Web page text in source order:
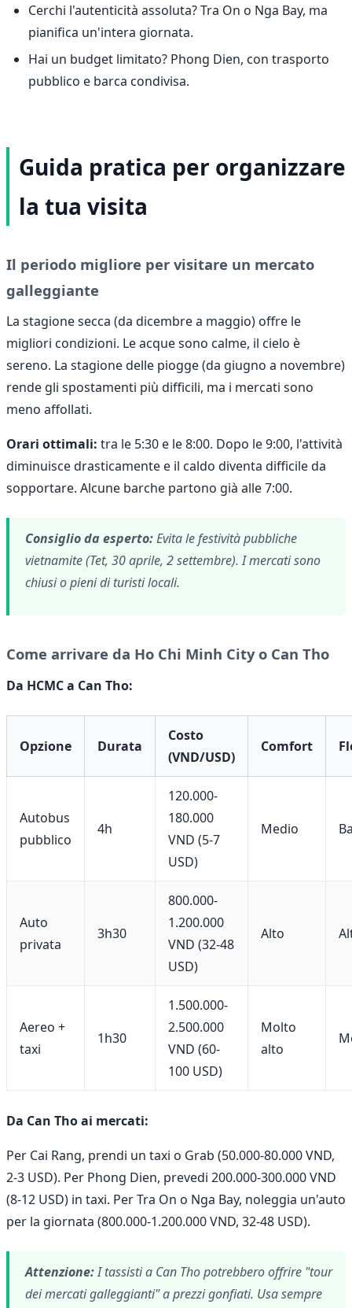
Cerchi l'autenticità assoluta? Tra On o Nga Bay, ma
pianifica un'intera giornata.
Hai un budget limitato? Phong Dien, con trasporto
pubblico e barca condivisa.
Guida pratica per organizzare
la tua visita
Il periodo migliore per visitare un mercato
galleggiante
La stagione secca (da dicembre a maggio) offre le
migliori condizioni. Le acque sono calme, il cielo è
sereno. La stagione delle piogge (da giugno a novembre)
rende gli spostamenti più difficili, ma i mercati sono
meno affollati.
Orari ottimali: tra le 5:30 e le 8:00. Dopo le 9:00, l'attività
diminuisce drasticamente e il caldo diventa difficile da
sopportare. Alcune barche partono già alle 7:00.
Consiglio da esperto:Evita le festività pubbliche
vietnamite (Tet, 30 aprile, 2 settembre). I mercati sono
chiusi o pieni di turisti locali.
Come arrivare da Ho Chi Minh City o Can Tho
Da HCMC a Can Tho:
Opzione Durata
Costo
(VND/USD)
Comfort
Autobus
pubblico
4h
120.000-
180.000
VND (5-7
USD)
Medio
Auto
privata
3h30
800.000-
1.200.000
VND (32-48
USD)
Alto
Aereo +
taxi
1h30
1.500.000-
2.500.000
VND (60-
100 USD)
Molto
alto
Da Can Tho ai mercati:
Per Cai Rang, prendi un taxi o Grab (50.000-80.000 VND,
2-3 USD). Per Phong Dien, prevedi 200.000-300.000 VND
(8-12 USD) in taxi. Per Tra On o Nga Bay, noleggia un'auto
per la giornata (800.000-1.200.000 VND, 32-48 USD).
Attenzione:I tassisti a Can Tho potrebbero offrire "tour
dei mercati galleggianti" a prezzi gonfiati. Usa sempre